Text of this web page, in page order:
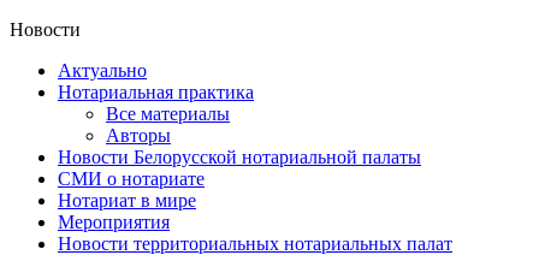
Новости
Актуально
Нотариальная практика
Все материалы
Авторы
Новости Белорусской нотариальной палаты
СМИ о нотариате
Нотариат в мире
Мероприятия
Новости территориальных нотариальных палат